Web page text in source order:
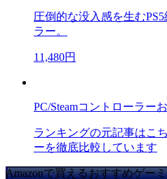
圧倒的な没入感を生む
ラー。
11,480円
PC/Steamコントローラー
ランキングの元記事はこ
ーを徹底比較しています
Amazonで買えるおすすめゲー